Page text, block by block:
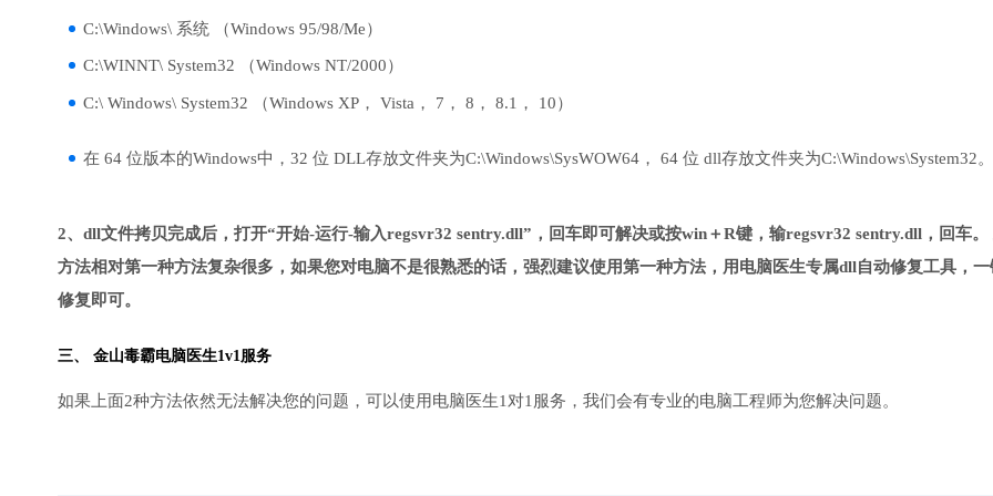
C:\Windows\ 系统 （Windows 95/98/Me）
C:\WINNT\ System32 （Windows NT/2000）
C:\ Windows\ System32 （Windows XP， Vista， 7， 8， 8.1， 10）
在 64 位版本的Windows中，32 位 DLL存放文件夹为C:\Windows\SysWOW64， 64 位 dll存放文件夹为C:\Windows\System32。
2、dll文件拷贝完成后，打开“开始-运行-输入regsvr32 sentry.dll”，回车即可解决或按win＋R键，输regsvr32 sentry.dll，回车。
方法相对第一种方法复杂很多，如果您对电脑不是很熟悉的话，强烈建议使用第一种方法，用电脑医生专属dll自动修复工具，一
修复即可。
三、 金山毒霸电脑医生1v1服务
如果上面2种方法依然无法解决您的问题，可以使用电脑医生1对1服务，我们会有专业的电脑工程师为您解决问题。